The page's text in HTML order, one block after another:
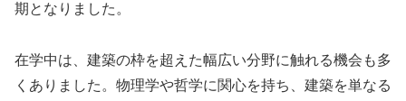
期となりました。
在学中は、建築の枠を超えた幅広い分野に触れる機会も多
くありました。物理学や哲学に関心を持ち、建築を単なる